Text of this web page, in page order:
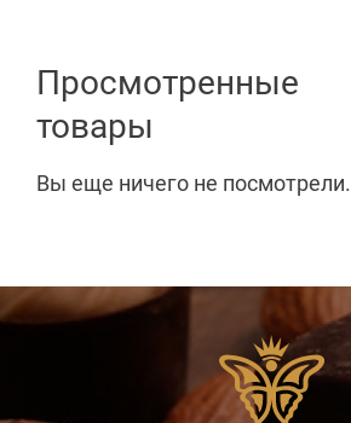
Просмотренные
товары
Вы еще ничего не посмотрели.